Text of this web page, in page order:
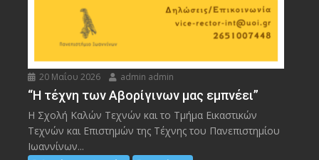
20 Μαΐου 2026 admin admin
“Η τέχνη των Αβορίγινων μας εμπνέει”
Η Σχολή Καλών Τεχνών και το Τμήμα Εικαστικών
Τεχνών και Επιστημών της Τέχνης του Πανεπιστημίου
Ιωαννίνων...